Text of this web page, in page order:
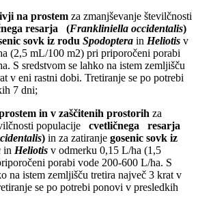
na prostem za zmanjševanje številčnosti
resarja (Frankliniella occidentalis)
sovk iz rodu Spodoptera in Heliotis v
(2,5 mL/100 m2) pri priporočeni porabi
S sredstvom se lahko na istem zemljišču
v eni rastni dobi. Tretiranje se po potrebi
7 dni;
in v zaščitenih prostorih za
populacije cvetličnega
resarja
) in za zatiranje gosenic sovk iz
in Heliotis v odmerku 0,15 L/ha (1,5
porabi vode 200-600 L/ha. S
na istem zemljišču tretira največ 3 krat v
se po potrebi ponovi v presledkih